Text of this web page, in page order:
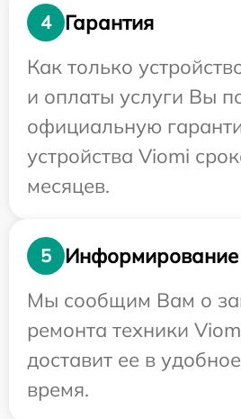
4
Гарантия
Как только
и оплаты услуги Вы
официальную
устройства Viomi
месяцев.
5
Информирование
Мы сообщим Вам о
ремонта техники
доставит ее в
время.